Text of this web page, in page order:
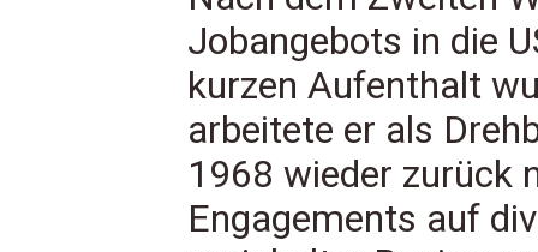
Jobangebots in die
kurzen Aufenthalt
arbeitete er als
1968 wieder zurück
Engagements auf